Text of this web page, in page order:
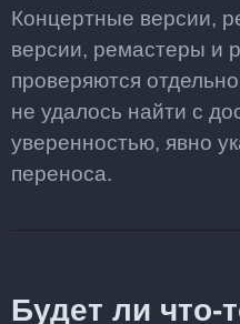
Концертные версии,
версии, ремастеры и
проверяются
не удалось найти с
уверенностью, явно
переноса.
Будет ли что-